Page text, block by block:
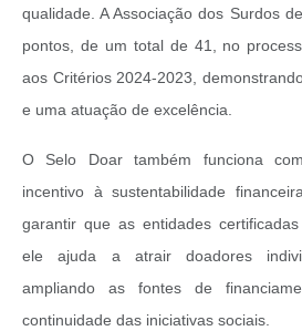
qualidade. A Associação dos Surdos
pontos, de um total de 41, no
aos Critérios 2024-2023,
e uma atuação de excelência.
O Selo Doar também funciona
incentivo à sustentabilidade
garantir que as entidades
ele ajuda a atrair doadores
ampliando as fontes de
continuidade das iniciativas sociais.